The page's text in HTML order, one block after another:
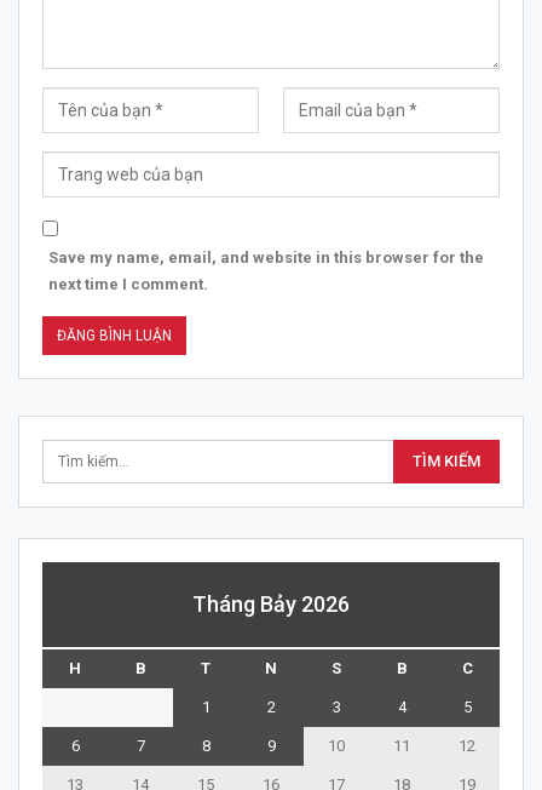
Save my name, email, and website in this browser for the
next time I comment.
Tháng Bảy 2026
H B T N S B C
1 2 3 4 5
6 7 8 9 10 11 12
13 14 15 16 17 18 19